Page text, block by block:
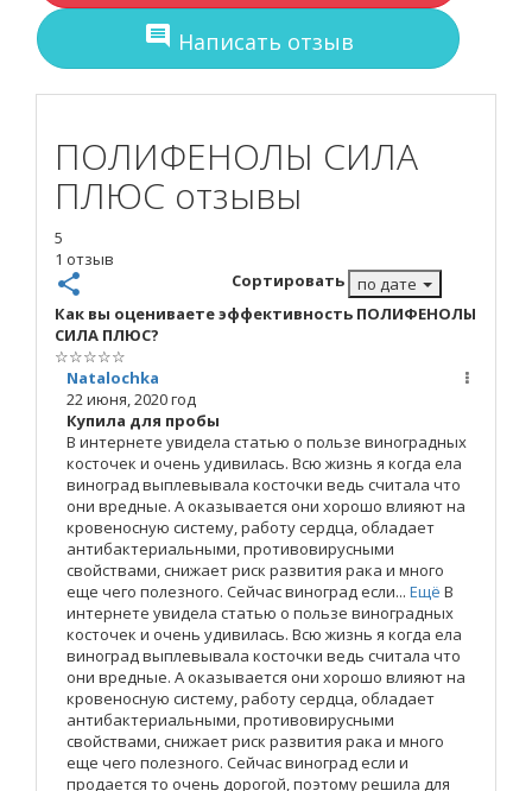
comment Написать отзыв
ПОЛИФЕНОЛЫ СИЛА
ПЛЮС отзывы
5
1 отзыв
share Сортировать
по дате
Как вы оцениваете эффективность ПОЛИФЕНОЛЫ
СИЛА ПЛЮС?
☆☆☆☆☆
Natalochka
22 июня, 2020 год
Купила для пробы
В интернете увидела статью о пользе виноградных
косточек и очень удивилась. Всю жизнь я когда ела
виноград выплевывала косточки ведь считала что
они вредные. А оказывается они хорошо влияют на
кровеносную систему, работу сердца, обладает
антибактериальными, противовирусными
свойствами, снижает риск развития рака и много
еще чего полезного. Сейчас виноград если... Ещё В
интернете увидела статью о пользе виноградных
косточек и очень удивилась. Всю жизнь я когда ела
виноград выплевывала косточки ведь считала что
они вредные. А оказывается они хорошо влияют на
кровеносную систему, работу сердца, обладает
антибактериальными, противовирусными
свойствами, снижает риск развития рака и много
еще чего полезного. Сейчас виноград если и
продается то очень дорогой, поэтому решила для